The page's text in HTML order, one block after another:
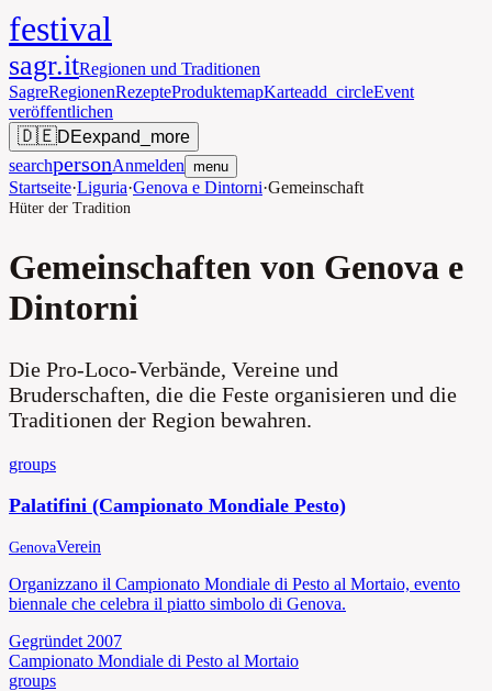
festival
sagr.itRegionen und Traditionen
SagreRegionenRezepteProduktemapKarteadd_circleEvent
veröffentlichen
🇩🇪DEexpand_more
searchpersonAnmelden menu
Startseite·Liguria·Genova e Dintorni·Gemeinschaft
Hüter der Tradition
Gemeinschaften von Genova e
Dintorni
Die Pro-Loco-Verbände, Vereine und
Bruderschaften, die die Feste organisieren und die
Traditionen der Region bewahren.
groups
Palatifini (Campionato Mondiale Pesto)
GenovaVerein
Organizzano il Campionato Mondiale di Pesto al Mortaio, evento
biennale che celebra il piatto simbolo di Genova.
Gegründet 2007
Campionato Mondiale di Pesto al Mortaio
groups